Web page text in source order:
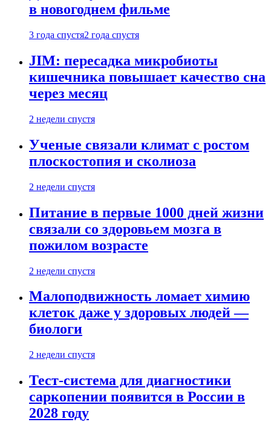
в новогоднем фильме
3 года спустя2 года спустя
JIM: пересадка микробиоты
кишечника повышает качество сна
через месяц
2 недели спустя
Ученые связали климат с ростом
плоскостопия и сколиоза
2 недели спустя
Питание в первые 1000 дней жизни
связали со здоровьем мозга в
пожилом возрасте
2 недели спустя
Малоподвижность ломает химию
клеток даже у здоровых людей —
биологи
2 недели спустя
Тест-система для диагностики
саркопении появится в России в
2028 году